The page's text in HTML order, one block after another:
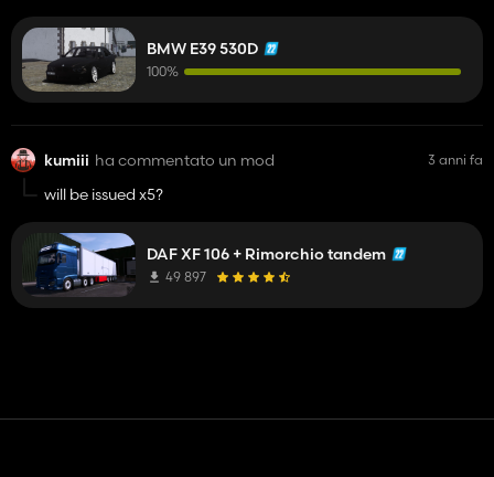
mega respect
BMW E39 530D
100%
kumiii ha commentato un mod 3 anni fa
will be issued x5?
DAF XF 106 + Rimorchio tandem
49 897